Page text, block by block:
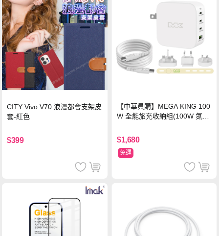
CITY Vivo V70 浪漫都會支架皮
套-紅色
$399
【中華員購】MEGA KING 100
W 全能旅充收納組(100W 氮化
萬國轉接器)
$1,680
免運